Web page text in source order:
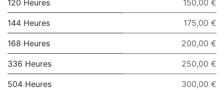
120 Heures 150,00 €
144 Heures 175,00 €
168 Heures 200,00 €
336 Heures 250,00 €
504 Heures 300,00 €